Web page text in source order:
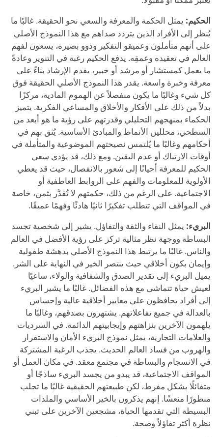
الحكيم: يمثل الحكمة والمعرفة والسعي نحو الحقيقة. غالبًا ما
يُنظر إلى الأفراد الذين يتردد صداهم مع هذا النموذج الأصلي
على أنهم متأملون وعميقو التفكير وذوو بصيرة، يسعون لفهم
العالم في تعقيده وعمقِه. يدفع الحكيم رغبة في التنوير وعادةً
ما يعمل كمستشار أو مرشد أو خبير، يقدم الإرشاد بناءً على
معرفة وخبرة واسعة. يقدر هذا النموذج الأصلي الحقيقة فوق
كل شيء وغالبًا ما يكون منفصلاً عن الهموم المادية، مركزًا
بدلاً من ذلك على الأفكار والأخلاق والمساعي الفكرية. يتميز
الحكماء بمنهجهم التحليلي وقدرتهم على رؤية ما هو أبعد من
السطحي، محللين الأنماط والمبادئ الأساسية. يُثق بهم في
أحكامهم وغالبًا ما يُلتمس نصيحتهم الموضوعية والمتأملة في
أوقات الارتباك أو عدم اليقين. ومع ذلك، قد يؤدي سعي
الحكيم للمعرفة أحيانًا إلى شعور بالانفصال، حيث قد يعطي
الأولوية للمعلومات والفهم على الروابط العاطفية أو
الاجتماعية. على الرغم من ذلك، حكمتهم لا تُقدَّر بثمن، خاصة
في المواقف التي تتطلب تفكيرًا ثانيًا هادئًا وفهمًا عميقًا.
البريء: يمثل النقاء والثقة والتفاؤل. يشير إلى شخصية تجسد
البساطة ووجهة نظر مثالية تركز على رؤية الأفضل في العالم
والناس. غالبًا ما يرتبط هذا النموذج الأصلي بدهشة طفولية
وإيمان بكون أخلاقي حيث ينتصر الخير في النهاية على الشر.
يميل البريء إلى تقدير الصدق والشفافية والولاء، ساعيًا
لعيش حياة تتماشى مع هذه الفضائل. غالبًا ما يشير البريء
إلى أفراد يحافظون على معايير أخلاقية عالية وإحساس
بالعدالة في جميع تفاعلاتهم. يشتهرون بصدقهم، وغالبًا ما
يلهمون الآخرين بنزاهتهم وإيجابيتهم الدائمة. في السرديات
والعلامات التجارية، يمثل نموذج البريء الأمان والاستقرار
والهروب من فساد العالم الحديث. يجذب الرغبة المشتركة
في الانسجام والبساطة في مجتمع معقد. في مكان العمل أو
المواقف الاجتماعية، قد يبدو من يجسد البريء ساذجًا أو
متفائلًا بشكل مفرط، لكن طبيعتهم الحقيقية غالبًا ما تجلب
منظورًا منعشًا. إنهم يذكرون بالخير الأساسي والملذات
البسيطة التي تقدمها الحياة، مشجعين الآخرين على تبني
نظرة أكثر تفاؤلاً وصحة.